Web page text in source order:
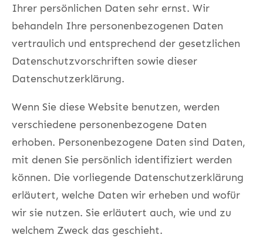
Ihrer persönlichen Daten sehr ernst. Wir
behandeln Ihre personenbezogenen Daten
vertraulich und entsprechend der gesetzlichen
Datenschutzvorschriften sowie dieser
Datenschutzerklärung.
Wenn Sie diese Website benutzen, werden
verschiedene personenbezogene Daten
erhoben. Personenbezogene Daten sind Daten,
mit denen Sie persönlich identifiziert werden
können. Die vorliegende Datenschutzerklärung
erläutert, welche Daten wir erheben und wofür
wir sie nutzen. Sie erläutert auch, wie und zu
welchem Zweck das geschieht.